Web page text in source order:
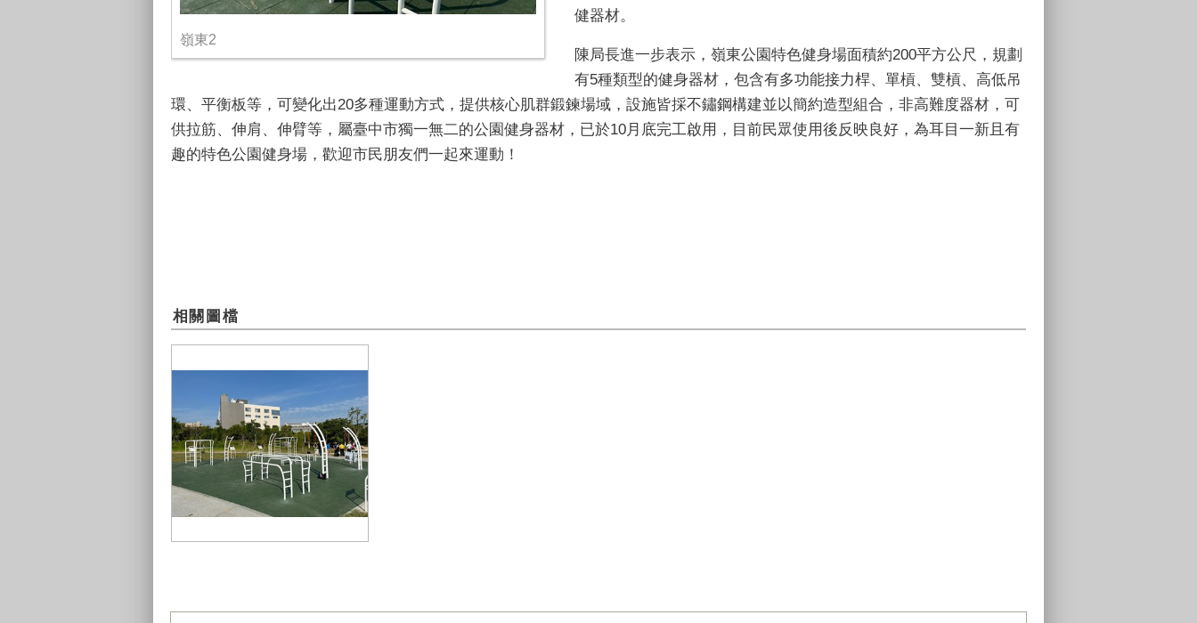
嶺東2
健器材。
陳局長進一步表示，嶺東公園特色健身場面積約200平方公尺，規劃
有5種類型的健身器材，包含有多功能接力桿、單槓、雙槓、高低吊
環、平衡板等，可變化出20多種運動方式，提供核心肌群鍛鍊場域，設施皆採不鏽鋼構建並以簡約造型組合，非高難度器材，可
供拉筋、伸肩、伸臂等，屬臺中市獨一無二的公園健身器材，已於10月底完工啟用，目前民眾使用後反映良好，為耳目一新且有
趣的特色公園健身場，歡迎市民朋友們一起來運動！
相關圖檔